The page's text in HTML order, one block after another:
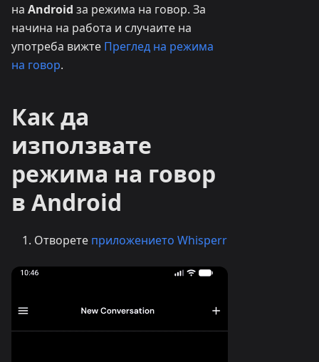
на Android за режима на говор. За
начина на работа и случаите на
употреба вижте Преглед на режима
на говор.
Как да
използвате
режима на говор
в Android
Отворете приложението Whisperr